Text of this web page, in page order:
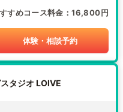
すめコース料金 16,800円
体験・相談予約
タジオ LOIVE